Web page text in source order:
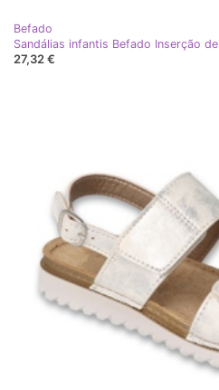
Befado
Sandálias infantis Befado Inserção
27,32 €